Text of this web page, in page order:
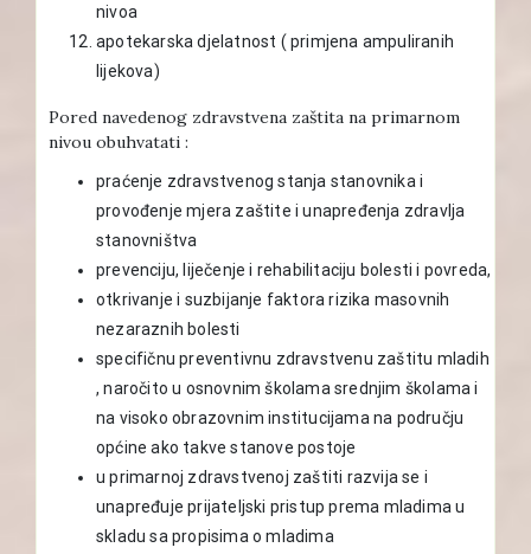
nivoa
apotekarska djelatnost ( primjena ampuliranih
lijekova)
Pored navedenog zdravstvena zaštita na primarnom
nivou obuhvatati :
praćenje zdravstvenog stanja stanovnika i
provođenje mjera zaštite i unapređenja zdravlja
stanovništva
prevenciju, liječenje i rehabilitaciju bolesti i povreda,
otkrivanje i suzbijanje faktora rizika masovnih
nezaraznih bolesti
specifičnu preventivnu zdravstvenu zaštitu mladih
, naročito u osnovnim školama srednjim školama i
na visoko obrazovnim institucijama na području
općine ako takve stanove postoje
u primarnoj zdravstvenoj zaštiti razvija se i
unapređuje prijateljski pristup prema mladima u
skladu sa propisima o mladima